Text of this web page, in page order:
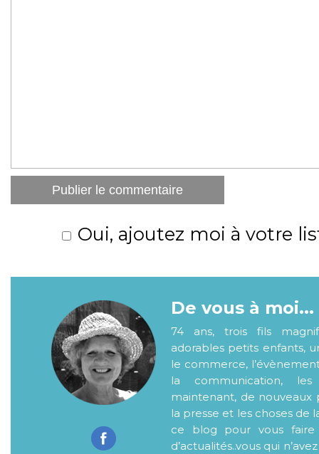
Oui, ajoutez moi à votre
De vous à moi...
74 ans, trois fils
adorables petits enfants,
le commerce,
la communication,
maintenant, de nouveaux
la presse et les choses de
ce blog pour vous faire
d’actualités..vous qui